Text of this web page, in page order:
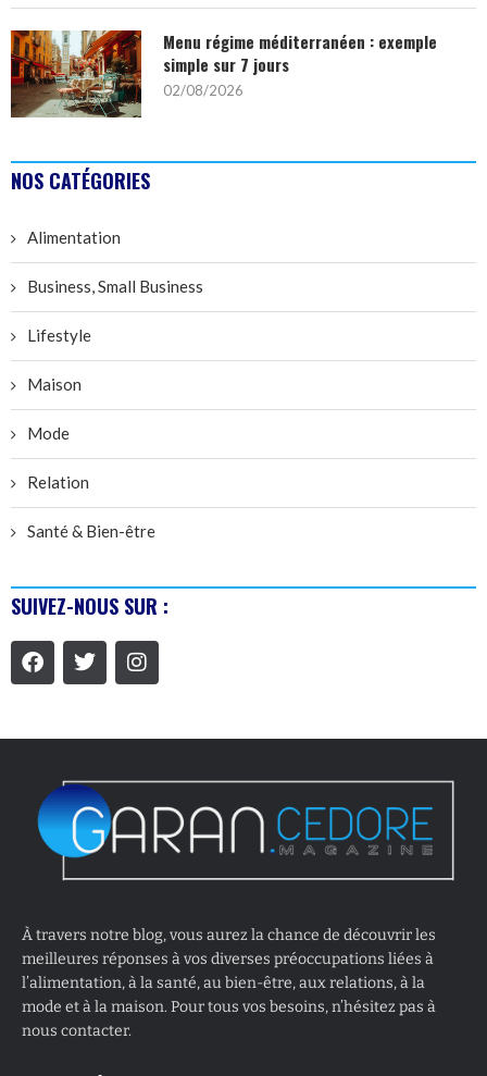
Menu régime méditerranéen : exemple
simple sur 7 jours
02/08/2026
NOS CATÉGORIES
Alimentation
Business, Small Business
Lifestyle
Maison
Mode
Relation
Santé & Bien-être
SUIVEZ-NOUS SUR :
À travers notre blog, vous aurez la chance de découvrir les
meilleures réponses à vos diverses préoccupations liées à
l’alimentation, à la santé, au bien-être, aux relations, à la
mode et à la maison. Pour tous vos besoins, n’hésitez pas à
nous contacter.